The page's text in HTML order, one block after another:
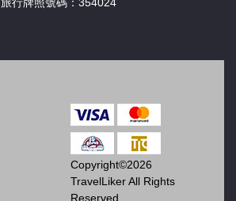
Copyright©2026
TravelLiker All Rights
Reserved.